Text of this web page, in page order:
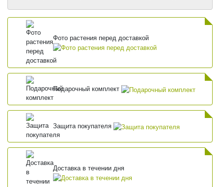
Фото растения перед доставкой
Подарочный комплект
Защита покупателя
Доставка в течении дня